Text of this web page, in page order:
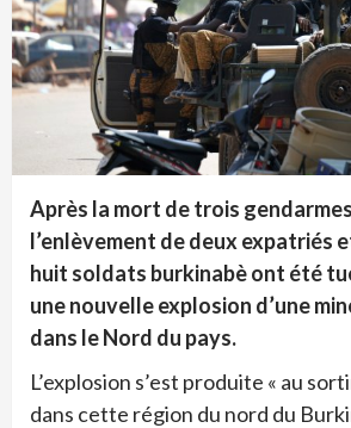
Après la mort de trois
l’enlèvement de deux expatriés
huit soldats burkinabè ont été
une nouvelle explosion d’une
dans le Nord du pays.
L’explosion s’est produite « au
dans cette région du nord du